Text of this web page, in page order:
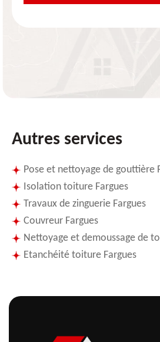
Autres services
Pose et nettoyage de gouttière
Isolation toiture Fargues
Travaux de zinguerie Fargues
Couvreur Fargues
Nettoyage et demoussage de
Etanchéité toiture Fargues